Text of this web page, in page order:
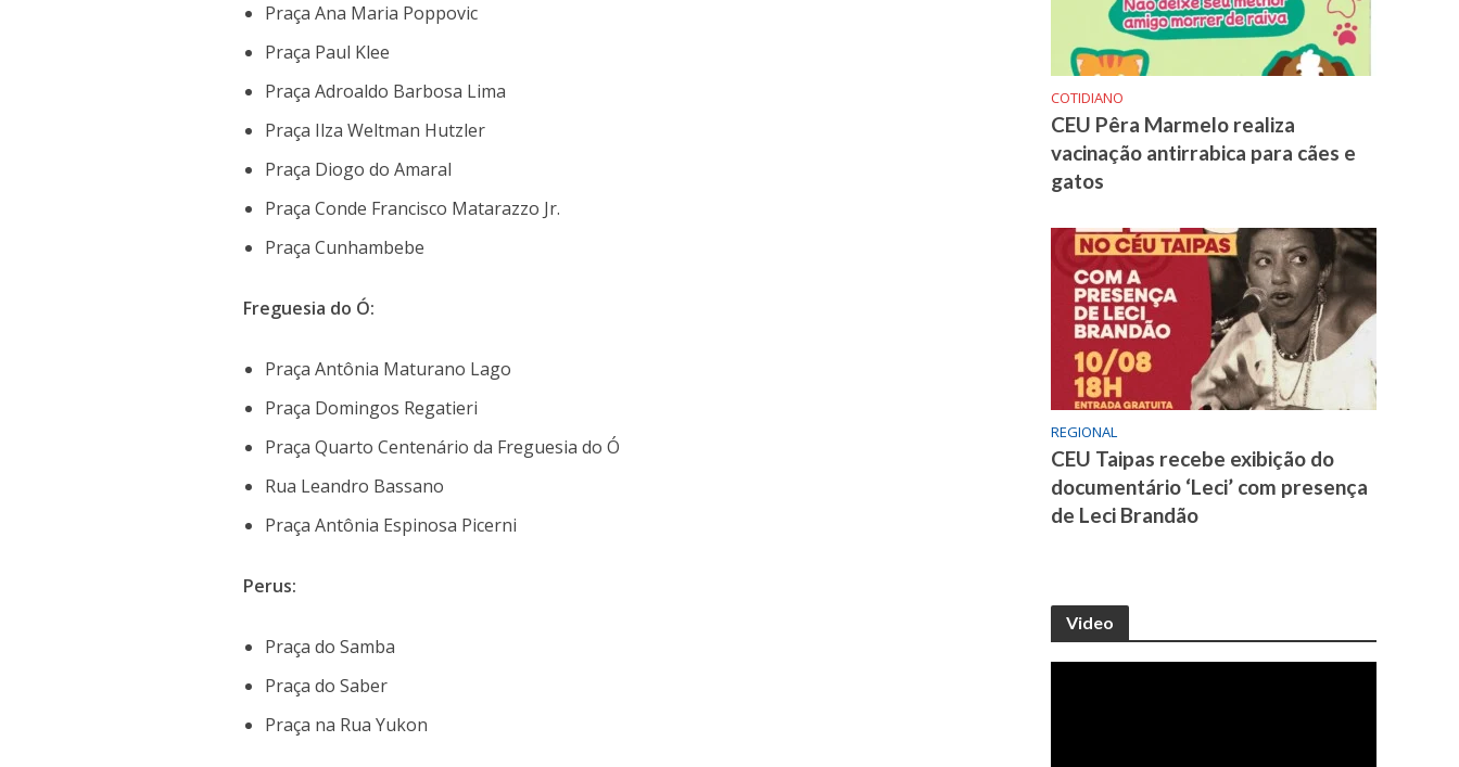
Praça Ana Maria Poppovic
Praça Paul Klee
Praça Adroaldo Barbosa Lima
Praça Ilza Weltman Hutzler
Praça Diogo do Amaral
Praça Conde Francisco Matarazzo Jr.
Praça Cunhambebe
Freguesia do Ó:
Praça Antônia Maturano Lago
Praça Domingos Regatieri
Praça Quarto Centenário da Freguesia do Ó
Rua Leandro Bassano
Praça Antônia Espinosa Picerni
Perus:
Praça do Samba
Praça do Saber
Praça na Rua Yukon
COTIDIANO
CEU Pêra Marmelo realiza
vacinação antirrabica para cães e
gatos
REGIONAL
CEU Taipas recebe exibição do
documentário ‘Leci’ com presença
de Leci Brandão
Video